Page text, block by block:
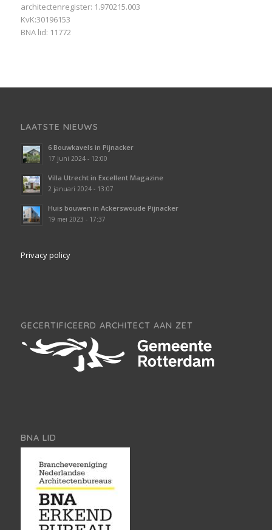
architectenregister: 1.970215.003
KvK:30196153
BNA lid: 11772
LAATSTE NIEUWS
6 Bouwkavels in Pijnacker
17 juni 2024 - 12:00
Villa Utrecht in Excellent Magazine
2 januari 2024 - 13:07
Huis bouwen in Ackerswoude Pijnacker
19 mei 2023 - 17:37
Privacy policy
GECERTIFICEERD ARCHITECT AAN ZET
BNA LID